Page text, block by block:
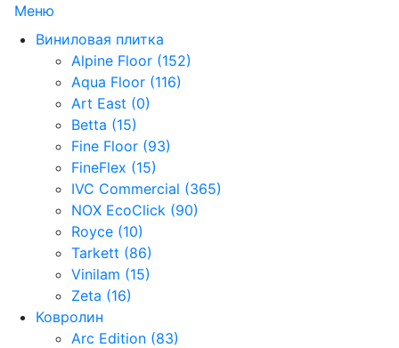
Меню
Виниловая плитка
Alpine Floor (152)
Aqua Floor (116)
Art East (0)
Betta (15)
Fine Floor (93)
FineFlex (15)
IVC Commercial (365)
NOX EcoClick (90)
Royce (10)
Tarkett (86)
Vinilam (15)
Zeta (16)
Ковролин
Arc Edition (83)